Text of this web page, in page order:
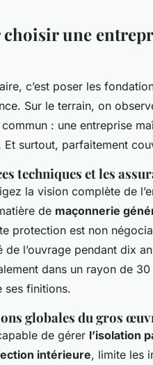
une
c’est poser les
Sur le terrain, on
: une entreprise
surtout, parfaitement
techniques et les
la vision complète de
de maçonnerie
protection est non
l’ouvrage pendant dix
dans un rayon de
ses finitions.
globales du gros
de gérer l’isolation
intérieure, limite les